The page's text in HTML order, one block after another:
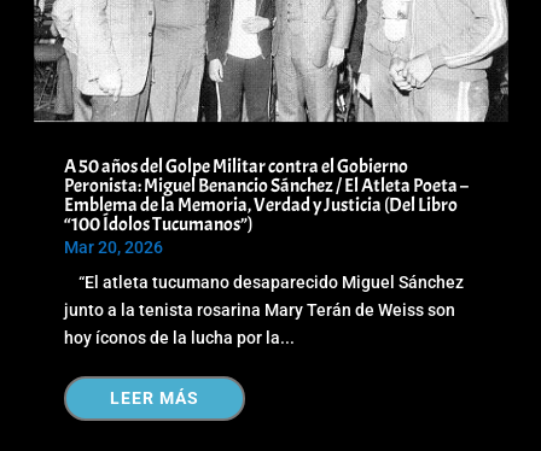
A 50 años del Golpe Militar contra el Gobierno
Peronista: Miguel Benancio Sánchez / El Atleta Poeta –
Emblema de la Memoria, Verdad y Justicia (Del Libro
“100 Ídolos Tucumanos”)
Mar 20, 2026
“El atleta tucumano desaparecido Miguel Sánchez
junto a la tenista rosarina Mary Terán de Weiss son
hoy íconos de la lucha por la...
LEER MÁS